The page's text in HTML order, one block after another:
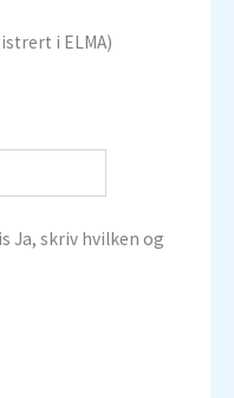
i ELMA)
Ja, skriv hvilken og